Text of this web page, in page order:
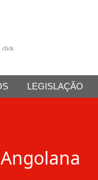
click
LEGISLAÇÃO